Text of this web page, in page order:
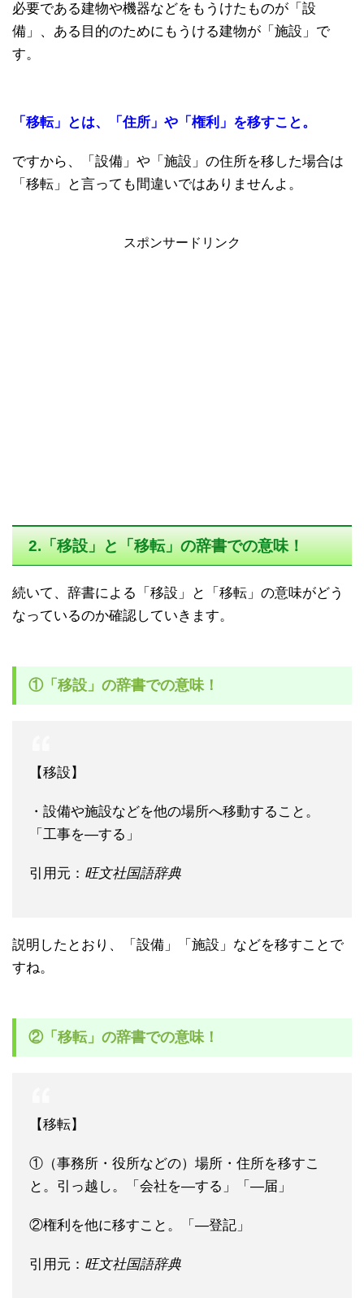
必要である建物や機器などをもうけたものが「設
備」、ある目的のためにもうける建物が「施設」で
す。
「移転」とは、「住所」や「権利」を移すこと。
ですから、「設備」や「施設」の住所を移した場合は
「移転」と言っても間違いではありませんよ。
スポンサードリンク
2.「移設」と「移転」の辞書での意味！
続いて、辞書による「移設」と「移転」の意味がどう
なっているのか確認していきます。
①「移設」の辞書での意味！
【移設】
・設備や施設などを他の場所へ移動すること。
「工事を―する」
引用元： 旺文社国語辞典
説明したとおり、「設備」「施設」などを移すことで
すね。
②「移転」の辞書での意味！
【移転】
①（事務所・役所などの）場所・住所を移すこ
と。引っ越し。「会社を―する」「―届」
②権利を他に移すこと。「―登記」
引用元： 旺文社国語辞典